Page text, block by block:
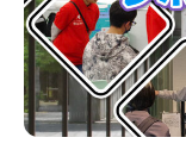
インターネット出願
入試案内